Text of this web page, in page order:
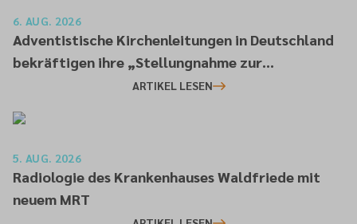
6. AUG. 2026
Adventistische Kirchenleitungen in Deutschland
bekräftigen ihre „Stellungnahme zur
gesellschaftlichen Situation“
ARTIKEL LESEN
5. AUG. 2026
Radiologie des Krankenhauses Waldfriede mit
neuem MRT